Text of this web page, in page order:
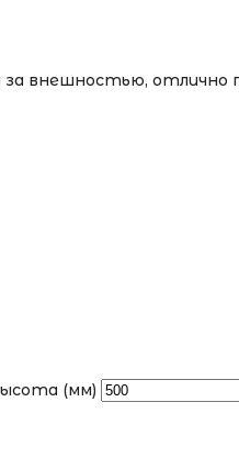
внешностью,
(мм)